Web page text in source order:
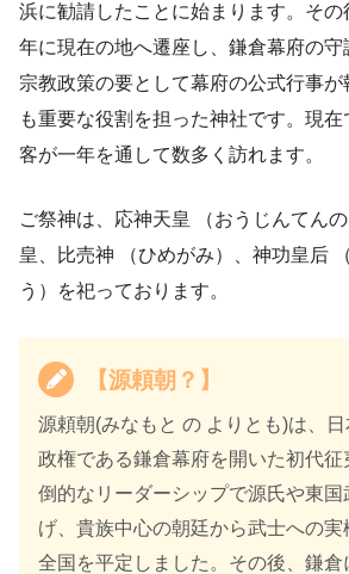
浜に勧請したことに始まります。そ
年に現在の地へ遷座し、鎌倉幕府の守
宗教政策の要として幕府の公式行事
も重要な役割を担った神社です。現
客が一年を通して数多く訪れます。
ご祭神は、応神天皇 （おうじんてん
皇、比売神 （ひめがみ）、神功皇后
う）を祀っております。
【源頼朝？】
源頼朝(みなもと の よりとも)は、
政権である鎌倉幕府を開いた初代
倒的なリーダーシップで源氏や東国
げ、貴族中心の朝廷から武士への
全国を平定しました。その後、鎌